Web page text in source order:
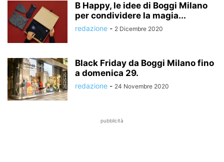
B Happy, le idee di Boggi Milano
per condividere la magia...
redazione - 2 Dicembre 2020
Black Friday da Boggi Milano fino
a domenica 29.
redazione - 24 Novembre 2020
pubblicità